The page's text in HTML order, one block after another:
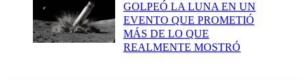
GOLPEÓ LA LUNA EN UN
EVENTO QUE PROMETIÓ
MÁS DE LO QUE
REALMENTE MOSTRÓ